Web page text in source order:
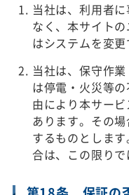
当社は、利用者
なく、本サイト
はシステムを変更
当社は、保守作
は停電・火災等
由により本サー
あります。その
するものとしま
合は、この限りで